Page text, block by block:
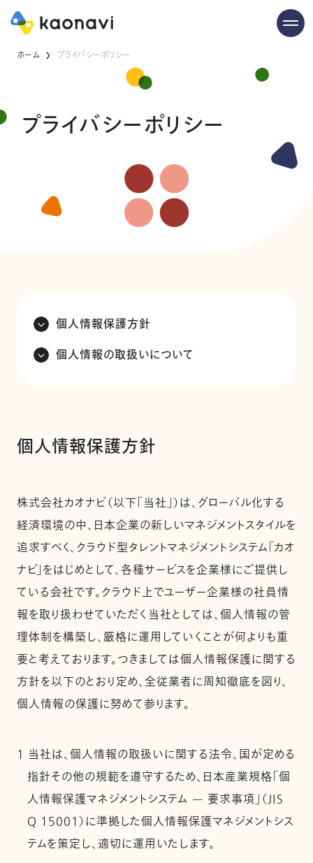
ホーム プライバシーポリシー
プライバシーポリシー
個人情報保護方針
個人情報の取扱いについて
個人情報保護方針
株式会社カオナビ（以下「当社」）は、グローバル化する
経済環境の中、日本企業の新しいマネジメントスタイルを
追求すべく、クラウド型タレントマネジメントシステム「カオ
ナビ」をはじめとして、各種サービスを企業様にご提供し
ている会社です。クラウド上でユーザー企業様の社員情
報を取り扱わせていただく当社としては、個人情報の管
理体制を構築し、厳格に運用していくことが何よりも重
要と考えております。つきましては個人情報保護に関する
方針を以下のとおり定め、全従業者に周知徹底を図り、
個人情報の保護に努めて参ります。
1 当社は、個人情報の取扱いに関する法令、国が定める
指針その他の規範を遵守するため、日本産業規格「個
人情報保護マネジメントシステム — 要求事項」（JIS
Q 15001）に準拠した個人情報保護マネジメントシス
テムを策定し、適切に運用いたします。